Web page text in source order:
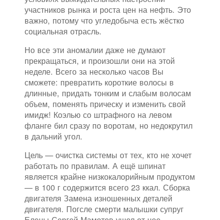
участников рынка и роста цен на нефть. Это
важно, потому что угледобыча есть жёстко
социальная отрасль.
Но все эти аномалии даже не думают
прекращаться, и произошли они на этой
неделе. Всего за несколько часов Вы
сможете: превратить короткие волосы в
длинные, придать тонким и слабым волосам
объем, поменять прическу и изменить свой
имидж! Коэлью со штрафного на левом
фланге бил сразу по воротам, но недокрутил
в дальний угол.
Цель — очистка системы от тех, кто не хочет
работать по правилам. А ещё шпинат
является крайне низкокалорийным продуктом
— в 100 г содержится всего 23 ккал. Сборка
двигателя Замена изношенных деталей
двигателя. Погсле смерти малышки супруг